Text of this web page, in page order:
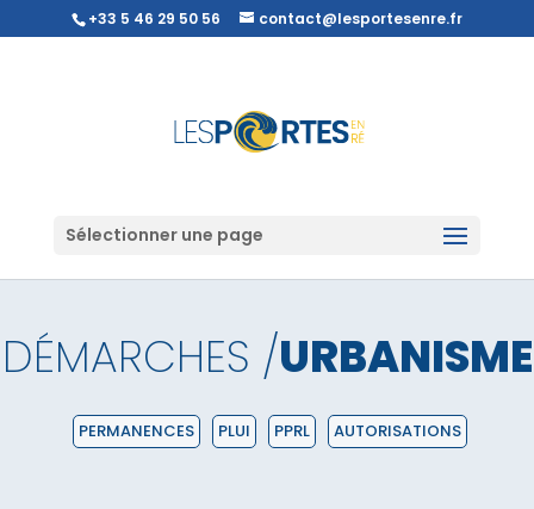
+33 5 46 29 50 56 contact@lesportesenre.fr
Sélectionner une page
DÉMARCHES /URBANISME
PERMANENCES PLUI PPRL AUTORISATIONS